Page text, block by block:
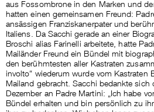
hatten einen gemeinsamen Freund:
ansässigen Franziskanerpater und
Italiens. Da Sacchi gerade an einer
Broschi alias Farinelli arbeitete, hatte
Mailänder Freund ein Bündel mit
den berühmtesten aller Kastraten
involto“ wiederum wurde vom Kastraten
Mailand gebracht. Sacchi bedankte
Dezember an Padre Martini: „Ich habe
Bündel erhalten und bin persönlich zu